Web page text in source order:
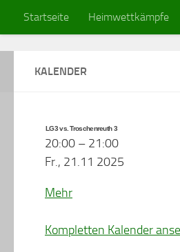
Zum Inhalt springen
Startseite Heimwettkämpfe
KALENDER
LG3 vs. Troschenreuth 3
20:00 – 21:00
Fr., 21.11 2025
Mehr
Kompletten Kalender